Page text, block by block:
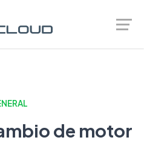
de motor